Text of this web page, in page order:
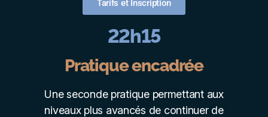
Tarifs et Inscription
22h15
Pratique encadrée
Une seconde pratique permettant aux
niveaux plus avancés de continuer de